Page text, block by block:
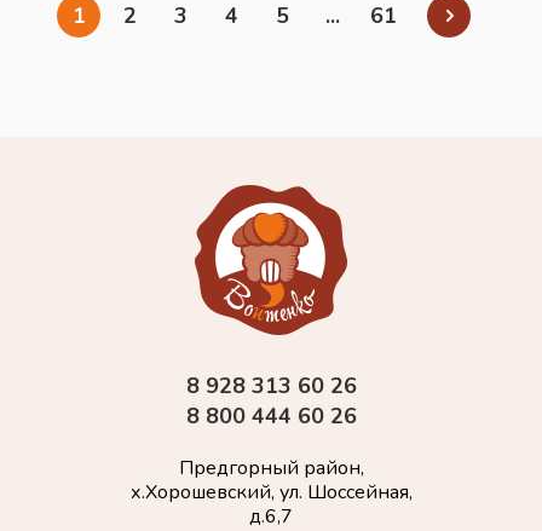
1 2 3 4 5 ... 61
8 928 313 60 26
8 800 444 60 26
Предгорный район,
х.Хорошевский, ул. Шоссейная,
д.6,7